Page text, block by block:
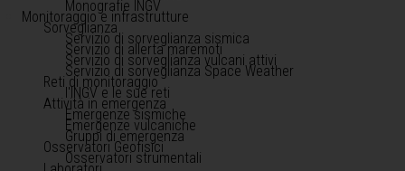
Monografie INGV
Monitoraggio e infrastrutture
Sorveglianza
Servizio di sorveglianza sismica
Servizio di allerta maremoti
Servizio di sorveglianza vulcani attivi
Servizio di sorveglianza Space Weather
Reti di monitoraggio
l'INGV e le sue reti
Attività in emergenza
Emergenze sismiche
Emergenze vulcaniche
Gruppi di emergenza
Osservatori Geofisici
Osservatori strumentali